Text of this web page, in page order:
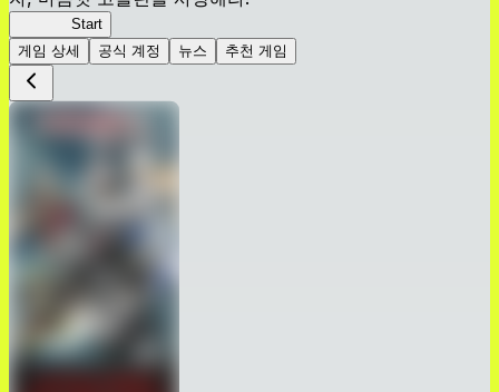
Start
게임 상세
공식 계정 뉴스 추천 게임